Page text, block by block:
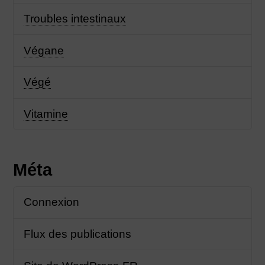
Troubles intestinaux
Végane
Végé
Vitamine
Méta
Connexion
Flux des publications